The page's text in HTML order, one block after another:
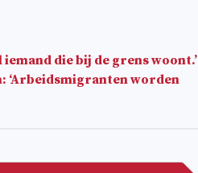
die bij de grens woont.’
‘Arbeidsmigranten worden